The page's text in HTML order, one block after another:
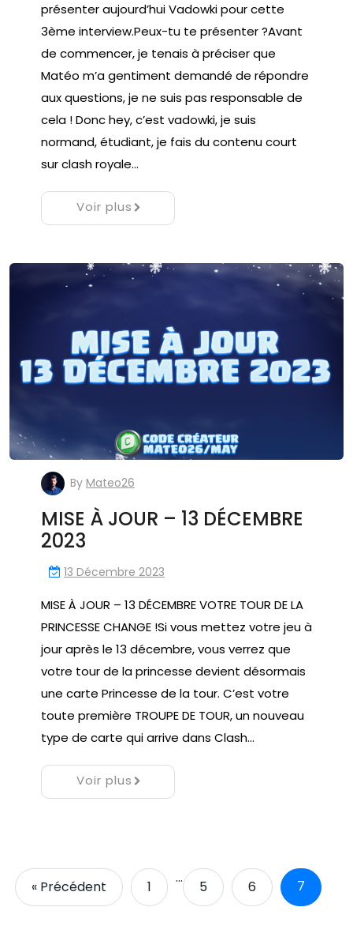
présenter aujourd’hui Vadowki pour cette
3ème interview.Peux-tu te présenter ?Avant
de commencer, je tenais à préciser que
Matéo m’a gentiment demandé de répondre
aux questions, je ne suis pas responsable de
cela ! Donc hey, c’est vadowki, je suis
normand, étudiant, je fais du contenu court
sur clash royale…
Voir plus
By Mateo26
MISE À JOUR – 13 DÉCEMBRE
2023
13 Décembre 2023
MISE À JOUR – 13 DÉCEMBRE ​VOTRE TOUR DE LA
PRINCESSE CHANGE !Si vous mettez votre jeu à
jour après le 13 décembre, vous verrez que
votre tour de la princesse devient désormais
une carte Princesse de la tour. C’est votre
toute première TROUPE DE TOUR, un nouveau
type de carte qui arrive dans Clash…
Voir plus
« Précédent 1
…
5 6 7